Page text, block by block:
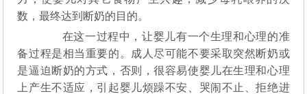
数，最终达到断奶的目的。
在这一过程中，让婴儿有一个生理和心理的准
备过程是相当重要的。成人尽可能不要采取突然断奶或
是逼迫断奶的方式，否则，很容易使婴儿在生理和心理
上产生不适应，引起婴儿烦躁不安、哭闹不止、拒绝进